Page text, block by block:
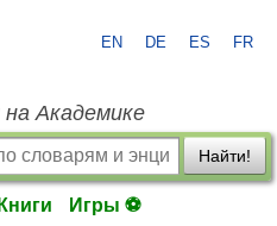
EN DE ES FR
на Академике
Найти!
Книги Игры ⚽